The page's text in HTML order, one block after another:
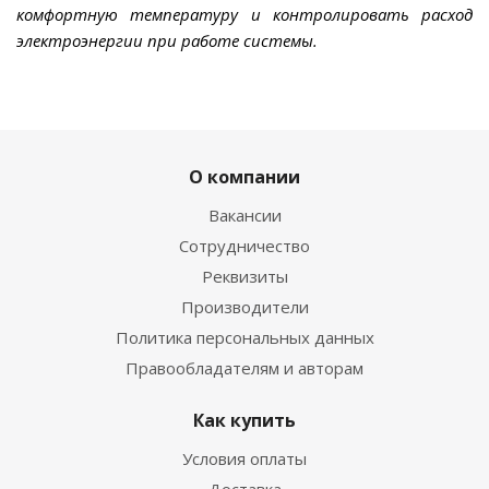
комфортную температуру и контролировать расход
электроэнергии при работе системы.
О компании
Вакансии
Сотрудничество
Реквизиты
Производители
Политика персональных данных
Правообладателям и авторам
Как купить
Условия оплаты